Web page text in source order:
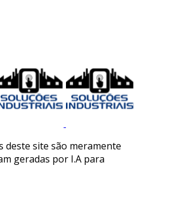
deste site são meramente
geradas por I.A para